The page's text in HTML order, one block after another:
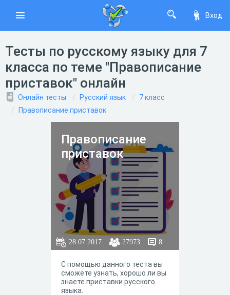
Вход
Тесты по русскому языку для 7
класса по теме "Правописание
приставок" онлайн
Онлайн тесты Русский язык
7 класс
Правописание приставок
Правописание
приставок
28.07.2017 27973 8
С помощью данного теста вы
сможете узнать, хорошо ли вы
знаете приставки русского
языка.